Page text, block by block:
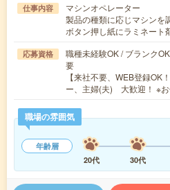
仕事内容
マシンオペレーター
製品の種類に応じマシンを
ボタン押し紙にラミネー
応募資格
職種未経験OK / ブランク
要
【来社不要、WEB登録OK
ー、主婦(夫) 大歓迎！ ※
職場の雰囲気
年齢層
20代
30代